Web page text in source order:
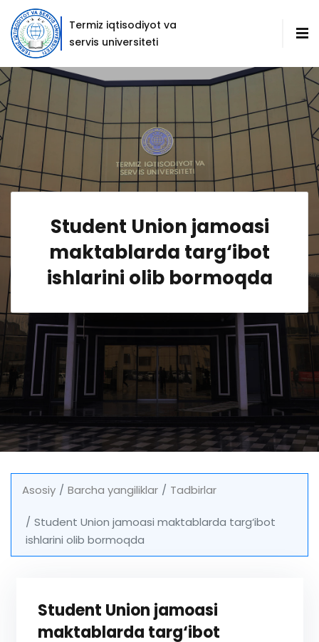
Termiz iqtisodiyot va
servis universiteti
Student Union jamoasi
maktablarda targ‘ibot
ishlarini olib bormoqda
Asosiy Barcha yangiliklar Tadbirlar
Student Union jamoasi maktablarda targ‘ibot
ishlarini olib bormoqda
Student Union jamoasi
maktablarda targ‘ibot